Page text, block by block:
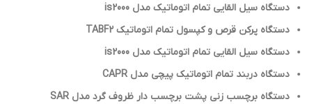
دستگاه سیل القایی تمام اتوماتیک مدل is2000
دستگاه پركن قرص و كپسول تمام اتوماتيك TABF2
دستگاه سیل القایی تمام اتوماتیک مدل is2000
دستگاه دربند تمام اتوماتيك پيچي مدل CAPR
دستگاه برچسب زنی پشت برچسب دار ظروف گرد مدل SAR